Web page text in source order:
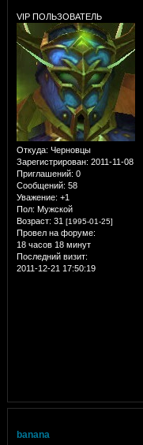
VIP ПОЛЬЗОВАТЕЛЬ
Откуда: Черновцы
Зарегистрирован: 2011-11-08
Приглашений: 0
Сообщений: 58
Уважение: +1
Пол: Мужской
Возраст: 31 [1995-01-25]
Провел на форуме:
18 часов 18 минут
Последний визит:
2011-12-21 17:50:19
banana